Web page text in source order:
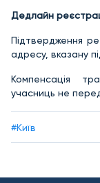
Дедлайн
Підтвердження
адресу, вказану
Компенсація
учасниць не
#Київ